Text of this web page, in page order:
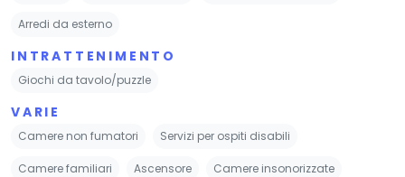
Arredi da esterno
INTRATTENIMENTO
Giochi da tavolo/puzzle
VARIE
Camere non fumatori Servizi per ospiti disabili
Camere familiari Ascensore Camere insonorizzate